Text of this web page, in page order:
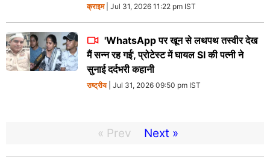
क्राइम| Jul 31, 2026 11:22 pm IST
'WhatsApp पर खून से लथपथ तस्वीर देख
मैं सन्न रह गई', प्रोटेस्ट में घायल SI की पत्नी ने
सुनाई दर्दभरी कहानी
राष्ट्रीय| Jul 31, 2026 09:50 pm IST
« Prev Next »